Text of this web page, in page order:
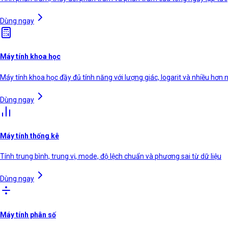
Dùng ngay
Máy tính khoa học
Máy tính khoa học đầy đủ tính năng với lượng giác, logarit và nhiều hơn
Dùng ngay
Máy tính thống kê
Tính trung bình, trung vị, mode, độ lệch chuẩn và phương sai từ dữ liệu
Dùng ngay
Máy tính phân số